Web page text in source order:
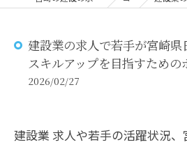
建設業の求人で若手が宮崎県
スキルアップを目指すための
2026/02/27
建設業 求人や若手の活躍状況